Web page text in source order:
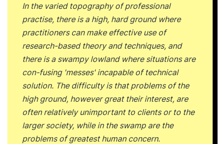
In the varied topography of professional
practise, there is a high, hard ground where
practitioners can make effective use of
research-based theory and techniques, and
there is a swampy lowland where situations are
con-fusing 'messes' incapable of technical
solution. The difficulty is that problems of the
high ground, however great their interest, are
often relatively unimportant to clients or to the
larger society, while in the swamp are the
problems of greatest human concern.